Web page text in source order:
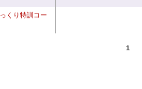
くり特訓コー
1